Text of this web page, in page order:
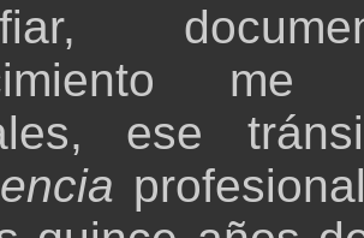
me
ese